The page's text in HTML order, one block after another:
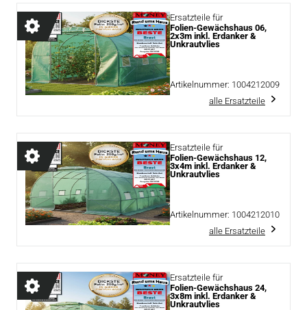
Ersatzteile für
Folien-Gewächshaus 06,
2x3m inkl. Erdanker &
Unkrautvlies
Artikelnummer: 1004212009
alle Ersatzteile
Ersatzteile für
Folien-Gewächshaus 12,
3x4m inkl. Erdanker &
Unkrautvlies
Artikelnummer: 1004212010
alle Ersatzteile
Ersatzteile für
Folien-Gewächshaus 24,
3x8m inkl. Erdanker &
Unkrautvlies